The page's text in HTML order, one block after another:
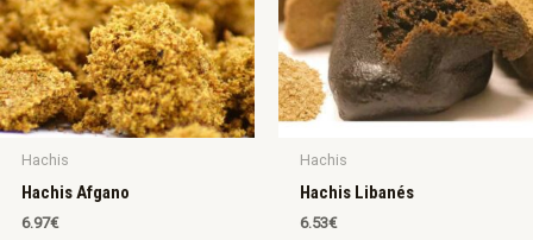
Hachis
Hachis Afgano
6.97€
Hachis
Hachis Libanés
6.53€